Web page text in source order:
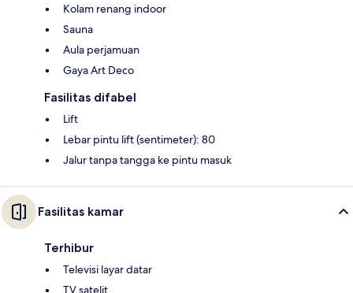
Kolam renang indoor
Sauna
Aula perjamuan
Gaya Art Deco
Fasilitas difabel
Lift
Lebar pintu lift (sentimeter): 80
Jalur tanpa tangga ke pintu masuk
Fasilitas kamar
Terhibur
Televisi layar datar
TV satelit